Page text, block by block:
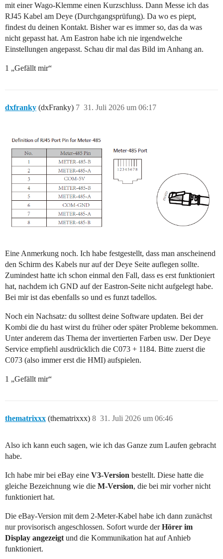
mit einer Wago-Klemme einen Kurzschluss. Dann Messe ich das
RJ45 Kabel am Deye (Durchgangsprüfung). Da wo es piept,
findest du deinen Kontakt. Bisher war es immer so, das da was
nicht gepasst hat. Am Eastron habe ich nie irgendwelche
Einstellungen angepasst. Schau dir mal das Bild im Anhang an.
1 „Gefällt mir“
dxfranky (dxFranky) 31. Juli 2026 um 06:17
7
Eine Anmerkung noch. Ich habe festgestellt, dass man anscheinend
den Schirm des Kabels nur auf der Deye Seite auflegen sollte.
Zumindest hatte ich schon einmal den Fall, dass es erst funktioniert
hat, nachdem ich GND auf der Eastron-Seite nicht aufgelegt habe.
Bei mir ist das ebenfalls so und es funzt tadellos.
Noch ein Nachsatz: du solltest deine Software updaten. Bei der
Kombi die du hast wirst du früher oder später Probleme bekommen.
Unter anderem das Thema der invertierten Farben usw. Der Deye
Service empfiehl ausdrücklich die C073 + 1184. Bitte zuerst die
C073 (also immer erst die HMI) aufspielen.
1 „Gefällt mir“
thematrixxx (thematrixxx) 31. Juli 2026 um 06:46
8
Also ich kann euch sagen, wie ich das Ganze zum Laufen gebracht
habe.
Ich habe mir bei eBay eine V3-Version bestellt. Diese hatte die
gleiche Bezeichnung wie die M-Version, die bei mir vorher nicht
funktioniert hat.
Die eBay-Version mit dem 2-Meter-Kabel habe ich dann zunächst
nur provisorisch angeschlossen. Sofort wurde derHörer im
Display angezeigt und die Kommunikation hat auf Anhieb
funktioniert.